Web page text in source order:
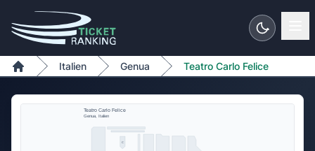
Zum Inhalt springen
Home
Italien Genua Teatro Carlo Felice
C
Teatro Carlo Felice
Genua, Italien